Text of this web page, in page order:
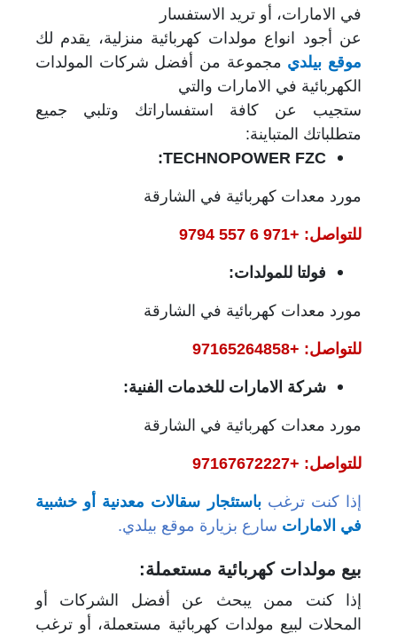
في الامارات، أو تريد الاستفسار
عن أجود انواع مولدات كهربائية منزلية، يقدم لك
موقع بيلدي مجموعة من أفضل شركات المولدات
الكهربائية في الامارات والتي
ستجيب عن كافة استفساراتك وتلبي جميع
متطلباتك المتباينة:
TECHNOPOWER FZC
:
مورد معدات كهربائية في الشارقة
للتواصل: +971 6 557 9794
فولتا للمولدات:
مورد معدات كهربائية في الشارقة
للتواصل: +97165264858
شركة الامارات للخدمات الفنية:
مورد معدات كهربائية في الشارقة
للتواصل: +97167672227
إذا كنت ترغبباستئجار سقالات معدنية أو خشبية
في الامارات سارع بزيارة موقع بيلدي.
بيع مولدات كهربائية مستعملة:
إذا كنت ممن يبحث عن أفضل الشركات أو
المحلات لبيع مولدات كهربائية مستعملة، أو ترغب